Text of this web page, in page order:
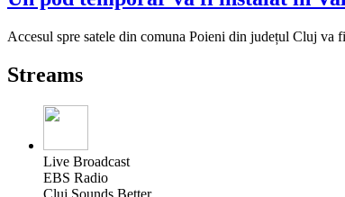
Accesul spre satele din comuna Poieni din județul Cluj va
Streams
Live Broadcast
EBS Radio
Cluj Sounds Better